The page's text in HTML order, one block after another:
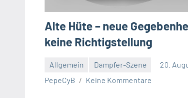
Alte Hüte – neue
keine Richtigstellung
Allgemein Dampfer-Szene
20.
PepeCyB
Keine Kommentare